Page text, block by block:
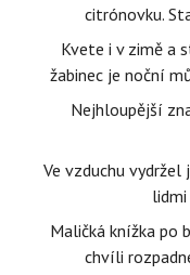
citrónovku.
Kvete i v zimě a
žabinec je noční
Nejhloupější
Ve vzduchu
Maličká knížka po
chvíli